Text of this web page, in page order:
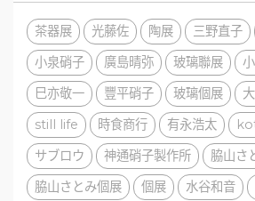
茶器展 光藤佐 陶展 三野直子
小泉硝子
廣島晴弥 玻璃聯展
巳亦敬一
豐平硝子 玻璃個展
still life
時食商行 有永浩太
サブロウ
神通硝子製作所
脇山さ
脇山さとみ個展
個展 水谷和音